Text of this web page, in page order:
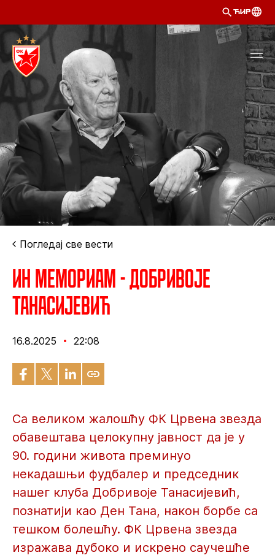
ЋИР
Погледај све вести
Ин мемориам - Добривоје
Танасијевић
16.8.2025 22:08
Са великом жалошћу ФК Црвена звезда
обавештава целокупну јавност да је у
90. години живота преминуо
некадашњи фудбалер и председник
нашег клуба Добривоје Танасијевић,
познатији као Ден Тана, након борбе са
тешком болешћу. ФК Црвена звезда
изражава дубоко и искрено саучешће